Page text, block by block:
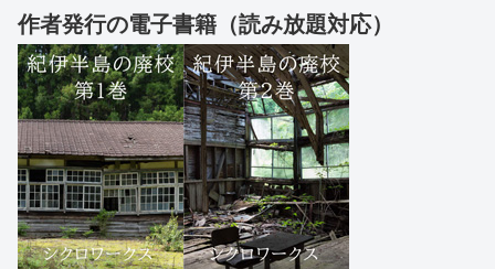
作者発行の電子書籍（読み放題対応）